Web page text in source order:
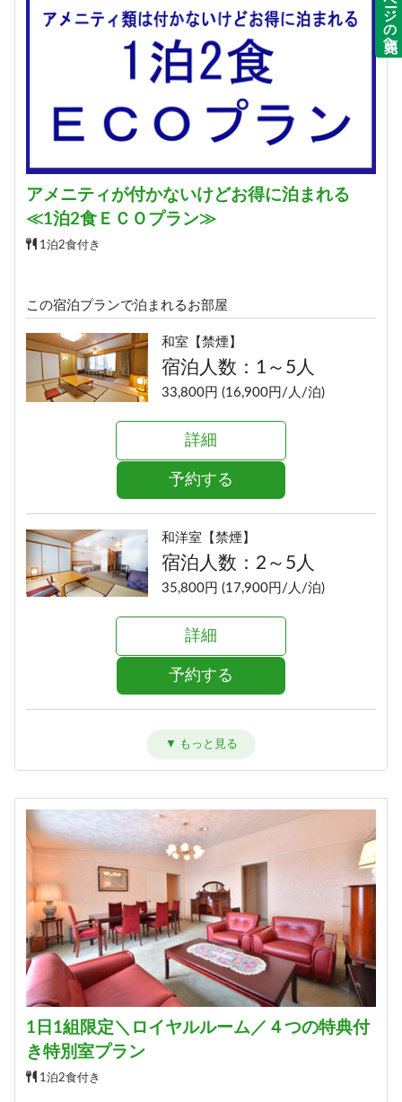
予約する
アメニティが付かないけどお得に泊まれる
≪1泊2食ＥＣＯプラン≫
1泊2食付き
この宿泊プランで泊まれるお部屋
和室【禁煙】
宿泊人数：1～5人
33,800円 (16,900円/人/泊)
詳細
予約する
和洋室【禁煙】
宿泊人数：2～5人
35,800円 (17,900円/人/泊)
詳細
予約する
詳細
予約する
1日1組限定＼ロイヤルルーム／４つの特典付
き特別室プラン
1泊2食付き
ページの先頭へ